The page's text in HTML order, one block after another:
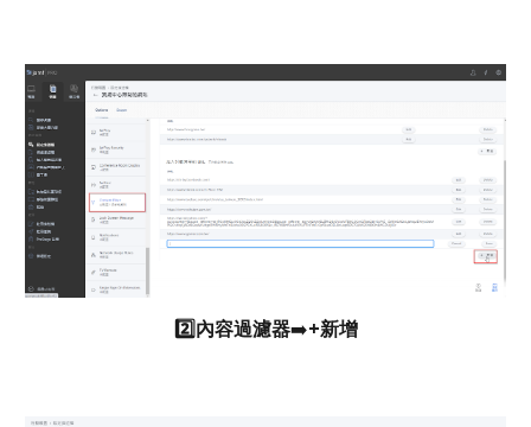
2️⃣內容過濾器➡️+新增